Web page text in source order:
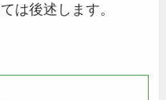
は後述します。